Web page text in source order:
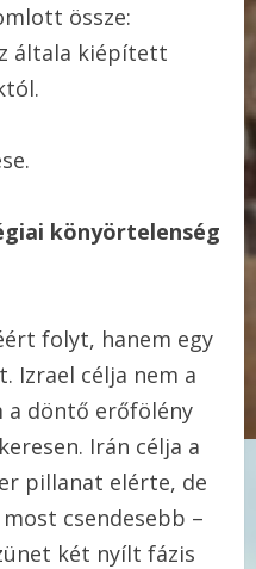
össze:
általa kiépített
könyörtelenség
folyt, hanem egy
Izrael célja nem a
a döntő erőfölény
Irán célja a
pillanat elérte, de
csendesebb –
két nyílt fázis